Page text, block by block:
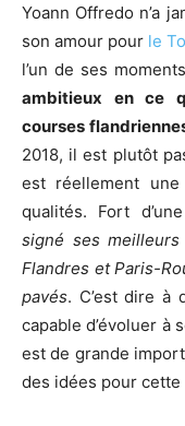
Yoann Offredo n’a
son amour pour le
l’un de ses
ambitieux en ce
courses
2018, il est plutôt
est réellement
qualités. Fort
signé ses
Flandres et Paris-
pavés. C’est dire à
capable d’évoluer à
est de grande
des idées pour cette